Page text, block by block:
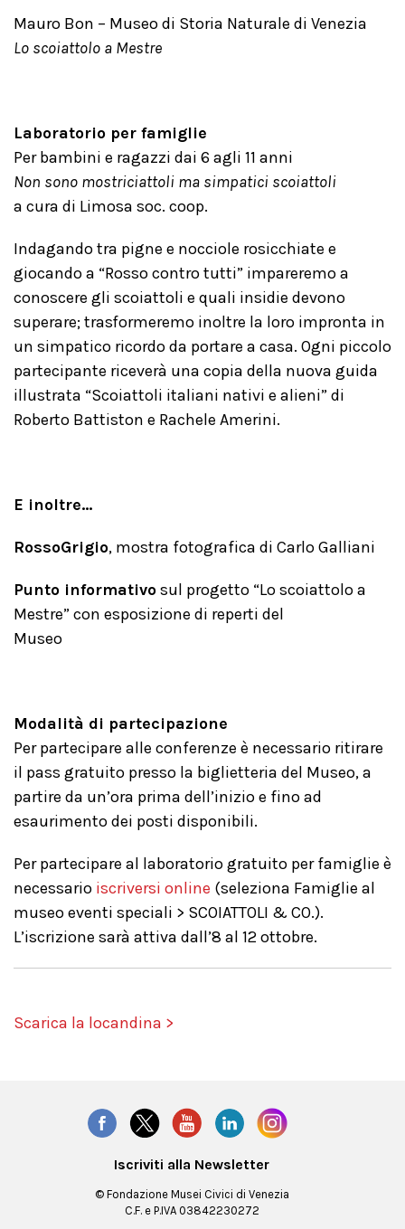
Mauro Bon – Museo di Storia Naturale di Venezia
Lo scoiattolo a Mestre
Laboratorio per famiglie
Per bambini e ragazzi dai 6 agli 11 anni
Non sono mostriciattoli ma simpatici scoiattoli
a cura di Limosa soc. coop.
Indagando tra pigne e nocciole rosicchiate e
giocando a “Rosso contro tutti” impareremo a
conoscere gli scoiattoli e quali insidie devono
superare; trasformeremo inoltre la loro impronta in
un simpatico ricordo da portare a casa. Ogni piccolo
partecipante riceverà una copia della nuova guida
illustrata “Scoiattoli italiani nativi e alieni” di
Roberto Battiston e Rachele Amerini.
E inoltre…
RossoGrigio, mostra fotografica di Carlo Galliani
Punto informativosul progetto “Lo scoiattolo a
Mestre” con esposizione di reperti del
Museo
Modalità di partecipazione
Per partecipare alle conferenze è necessario ritirare
il pass gratuito presso la biglietteria del Museo, a
partire da un’ora prima dell’inizio e fino ad
esaurimento dei posti disponibili.
Per partecipare al laboratorio gratuito per famiglie è
necessario iscriversi online (seleziona Famiglie al
museo eventi speciali > SCOIATTOLI & CO.).
L’iscrizione sarà attiva dall’8 al 12 ottobre.
Scarica la locandina >
Iscriviti alla Newsletter
© Fondazione Musei Civici di Venezia
C.F. e P.IVA 03842230272